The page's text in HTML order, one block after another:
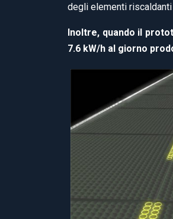
degli elementi
Inoltre, quando il
7.6 kW/h al giorno